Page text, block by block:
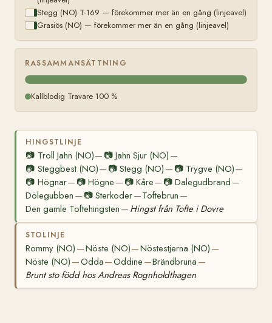
Stegg (NO) T-169 — förekommer mer än en gång (linjeavel)
Grasiös (NO) — förekommer mer än en gång (linjeavel)
RASSAMMANSÄTTNING
Kallblodig Travare 100 %
HINGSTLINJE
📷 Troll Jahn (NO)— 📷Jahn Sjur (NO) —
📷 Steggbest (NO)— 📷Stegg (NO) — 📷 Trygve (NO)—
📷 Högnar— 📷Högne — 📷 Kåre— 📷 Dalegudbrand —
Dölegubben — 📷Sterkoder—Toftebrun —
Den gamle Toftehingsten — Hingst från Tofte i Dovre
STOLINJE
Rommy (NO) —Nöste (NO)—Nöstestjerna (NO) —
Nöste (NO) —Odda—Oddine —Brändbruna —
Brunt sto född hos Andreas Rognholdthagen